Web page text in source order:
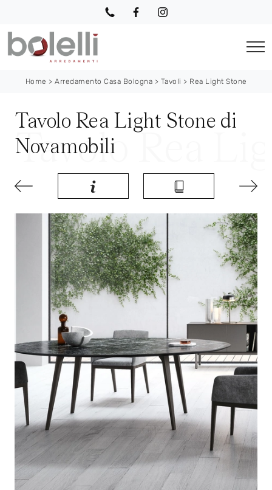
Home > Arredamento Casa Bologna > Tavoli > Rea Light Stone
Tavolo Rea Light Stone di
Novamobili